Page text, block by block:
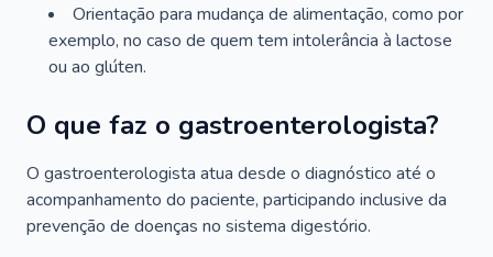
Orientação para mudança de alimentação, como por
exemplo, no caso de quem tem intolerância à lactose
ou ao glúten.
O que faz o gastroenterologista?
O gastroenterologista atua desde o diagnóstico até o
acompanhamento do paciente, participando inclusive da
prevenção de doenças no sistema digestório.